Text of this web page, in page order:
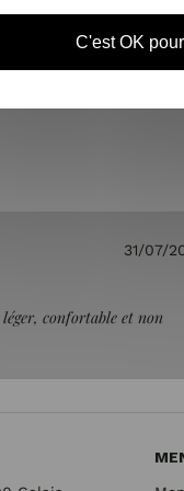
31/07/
léger, confortable et non
C'est OK